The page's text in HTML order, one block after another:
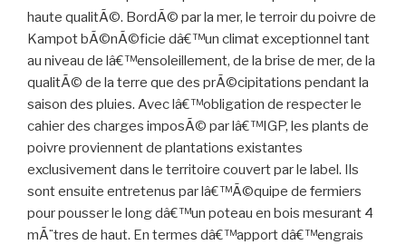
haute qualitÃ©. BordÃ© par la mer, le terroir du poivre de
Kampot bÃ©nÃ©ficie dâ€™un climat exceptionnel tant
au niveau de lâ€™ensoleillement, de la brise de mer, de la
qualitÃ© de la terre que des prÃ©cipitations pendant la
saison des pluies. Avec lâ€™obligation de respecter le
cahier des charges imposÃ© par lâ€™IGP, les plants de
poivre proviennent de plantations existantes
exclusivement dans le territoire couvert par le label. Ils
sont ensuite entretenus par lâ€™Ã©quipe de fermiers
pour pousser le long dâ€™un poteau en bois mesurant 4
mÃ¨tres de haut. En termes dâ€™apport dâ€™engrais